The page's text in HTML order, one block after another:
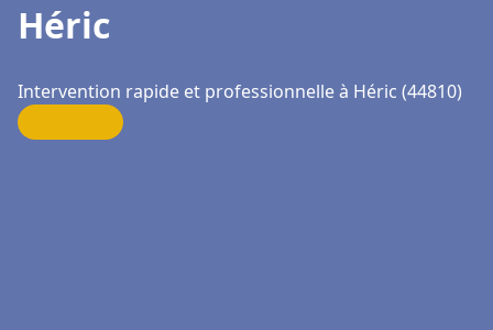
Héric
Intervention rapide et professionnelle à Héric (44810)